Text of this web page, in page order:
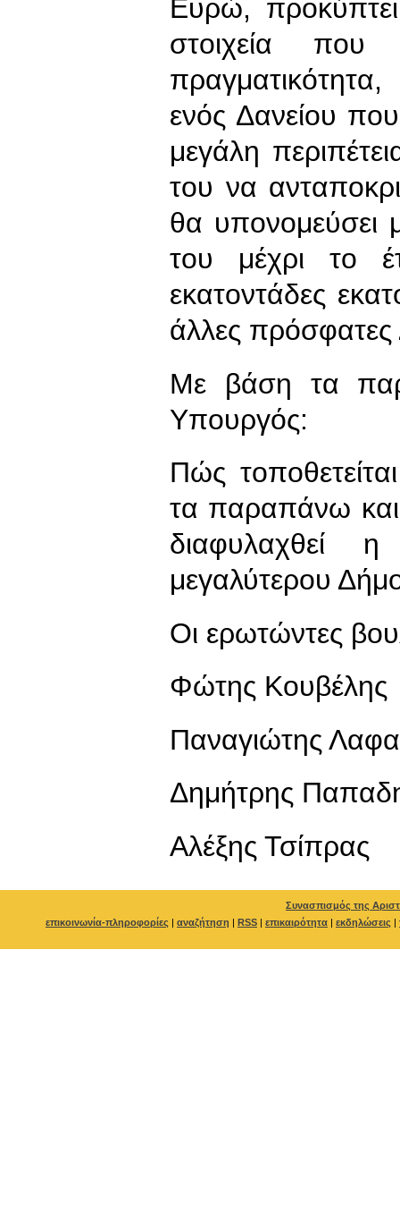
Ευρώ,
στοιχεία που
ενός Δανείου
μεγάλη
του να
θα υπονομεύσει
του μέχρι το
εκατοντάδες
άλλες πρόσφατες
Με βάση τα
Υπουργός:
Πώς
τα παραπάνω και
διαφυλαχθεί η
μεγαλύτερου
Οι ερωτώντες
Φώτης Κουβέλης
Παναγιώτης
Δημήτρης
Αλέξης Τσίπρας
Συνασπισμός της
επικοινωνία-πληροφορίες | αναζήτηση | RSS | επικαιρότητα | εκδηλώσεις |